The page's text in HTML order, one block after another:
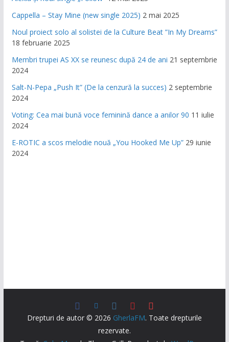
Cappella – Stay Mine (new single 2025) 2 mai 2025
Noul proiect solo al solistei de la Culture Beat ”In My Dreams”
18 februarie 2025
Membri trupei AS XX se reunesc după 24 de ani 21 septembrie
2024
Salt-N-Pepa „Push It” (De la cenzură la succes) 2 septembrie
2024
Voting: Cea mai bună voce feminină dance a anilor 90 11 iulie
2024
E-ROTIC a scos melodie nouă „You Hooked Me Up” 29 iunie
2024
Drepturi de autor © 2026 GherlaFM. Toate drepturile
rezervate.